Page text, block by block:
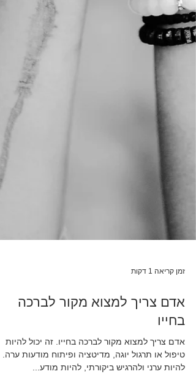
זמן קריאה 1 דקות
אדם צריך למצוא מקור לברכה